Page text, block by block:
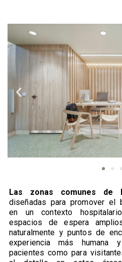
Las zonas comunes de
diseñadas para promover el
en un contexto
espacios de espera
naturalmente y puntos de
experiencia más humana
pacientes como para